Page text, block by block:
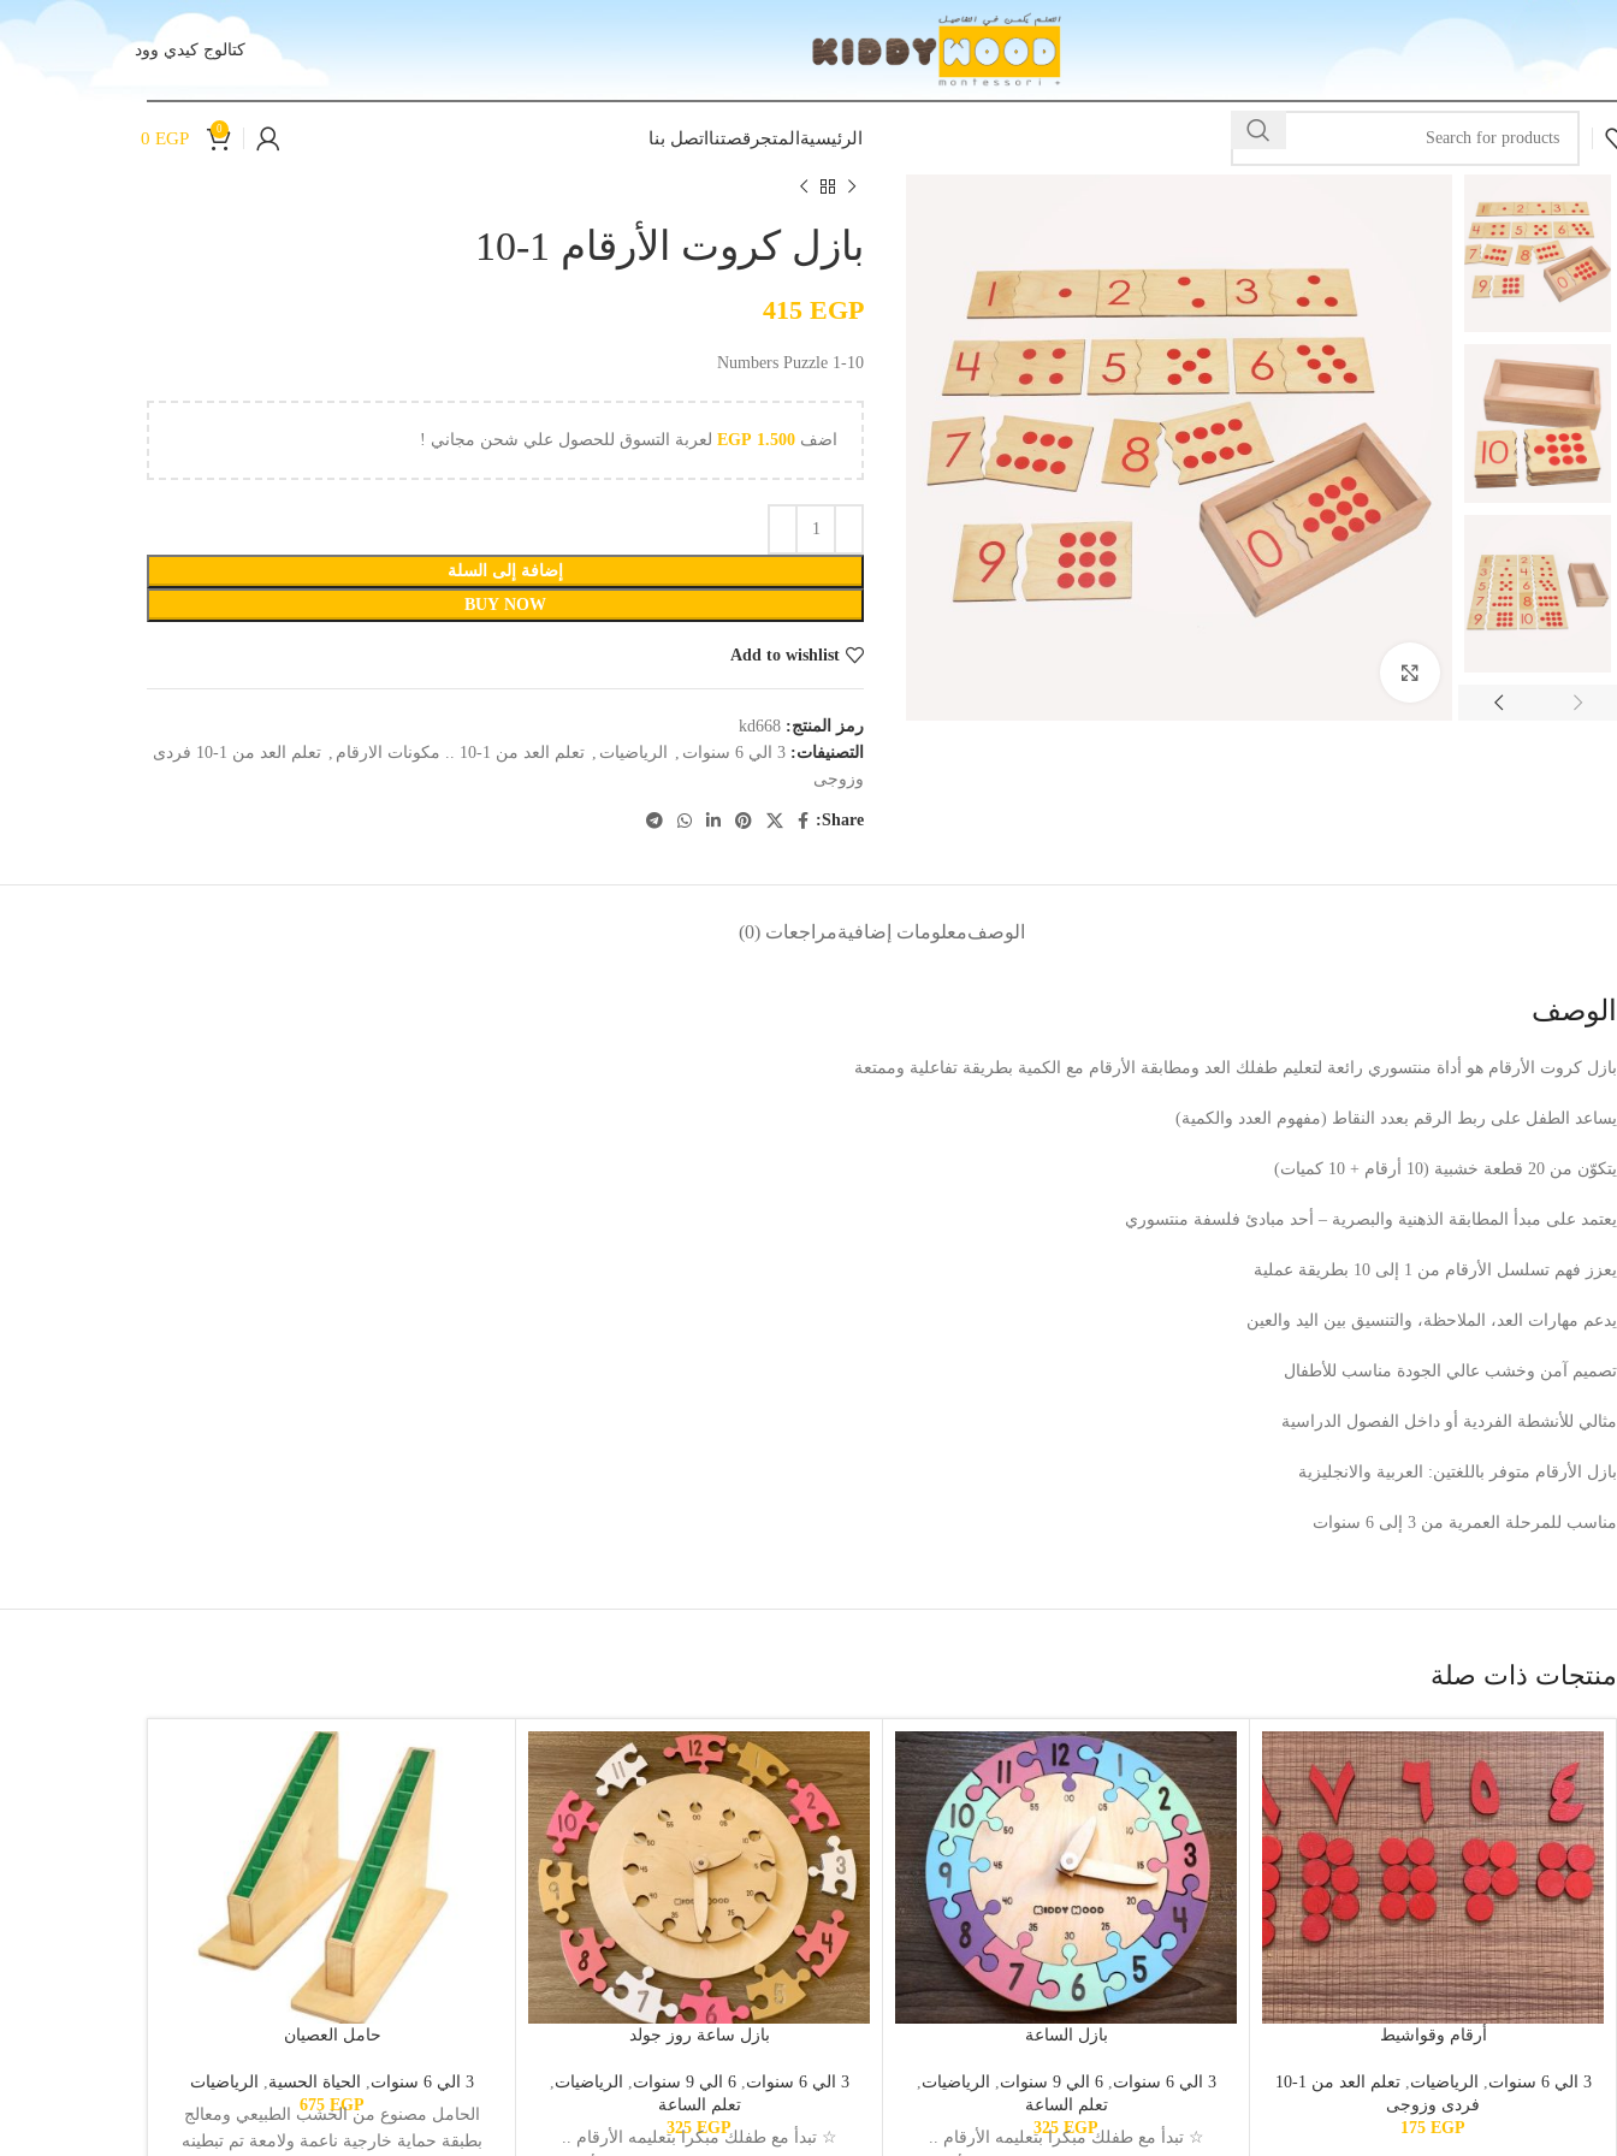
كتالوج كيدي وود
الرئيسية المتجر قصتنا اتصل بنا 0
0 EGP
بازل كروت الأرقام 1-10
415EGP
Numbers Puzzle 1-10
اضف 1.500
EGPلعربة التسوق للحصول علي شحن مجاني !
إضافة إلى السلة
BUY NOW
Add to wishlist
رمز المنتج: kd668
التصنيفات: 3 الي 6 سنوات , الرياضيات , تعلم العد من 1-10 .. مكونات الارقام ,
تعلم العد من 1-10 فردى
وزوجى
Share:
الوصفمعلومات إضافيةمراجعات (0)
الوصف
بازل كروت الأرقام هو أداة منتسوري رائعة لتعليم طفلك العد ومطابقة الأرقام مع الكمية بطريقة تفاعلية وممتعة
يساعد الطفل على ربط الرقم بعدد النقاط (مفهوم العدد والكمية)
يتكوّن من 20 قطعة خشبية (10 أرقام + 10 كميات)
يعتمد على مبدأ المطابقة الذهنية والبصرية – أحد مبادئ فلسفة منتسوري
يعزز فهم تسلسل الأرقام من 1 إلى 10 بطريقة عملية
يدعم مهارات العد، الملاحظة، والتنسيق بين اليد والعين
تصميم آمن وخشب عالي الجودة مناسب للأطفال
مثالي للأنشطة الفردية أو داخل الفصول الدراسية
بازل الأرقام متوفر باللغتين: العربية والانجليزية
مناسب للمرحلة العمرية من 3 إلى 6 سنوات
منتجات ذات صلة
أرقام وقواشيط
3 الي 6 سنوات , الرياضيات,
تعلم العد من 1-10
فردى وزوجى
175 EGP
بازل الساعة
3 الي 6 سنوات ,6 الي 9 سنوات , الرياضيات,
تعلم الساعة
325 EGP
☆ تبدأ مع طفلك مبكرا بتعليمه الأرقام ..
بازل ساعة روز جولد
3 الي 6 سنوات ,6 الي 9 سنوات , الرياضيات,
تعلم الساعة
325 EGP
☆ تبدأ مع طفلك مبكرا بتعليمه الأرقام ..
حامل العصيان
3 الي 6 سنوات , الحياة الحسية,
الرياضيات
675 EGP
الحامل مصنوع من الخشب الطبيعي ومعالج
بطبقة حماية خارجية ناعمة ولامعة تم تبطينه